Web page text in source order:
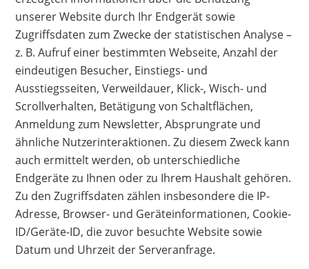
unserer Website durch Ihr Endgerät sowie
Zugriffsdaten zum Zwecke der statistischen Analyse –
z. B. Aufruf einer bestimmten Webseite, Anzahl der
eindeutigen Besucher, Einstiegs- und
Ausstiegsseiten, Verweildauer, Klick-, Wisch- und
Scrollverhalten, Betätigung von Schaltflächen,
Anmeldung zum Newsletter, Absprungrate und
ähnliche Nutzerinteraktionen. Zu diesem Zweck kann
auch ermittelt werden, ob unterschiedliche
Endgeräte zu Ihnen oder zu Ihrem Haushalt gehören.
Zu den Zugriffsdaten zählen insbesondere die IP-
Adresse, Browser- und Geräteinformationen, Cookie-
ID/Geräte-ID, die zuvor besuchte Website sowie
Datum und Uhrzeit der Serveranfrage.